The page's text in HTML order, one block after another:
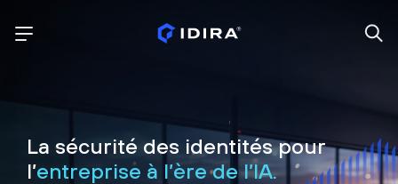
La sécurité des identités pour
l’entreprise à l’ère de l’IA.